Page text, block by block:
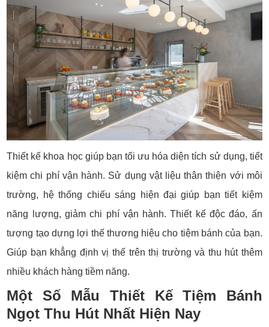
Thiết kế khoa học giúp bạn tối ưu hóa diện tích sử dụng, tiết
kiệm chi phí vận hành. Sử dụng vật liệu thân thiện với môi
trường, hệ thống chiếu sáng hiện đại giúp bạn tiết kiệm
năng lượng, giảm chi phí vận hành. Thiết kế độc đáo, ấn
tượng tạo dựng lợi thế thương hiệu cho tiệm bánh của bạn.
Giúp bạn khẳng định vị thế trên thị trường và thu hút thêm
nhiều khách hàng tiềm năng.
Một Số Mẫu Thiết Kế Tiệm Bánh
Ngọt Thu Hút Nhất Hiện Nay